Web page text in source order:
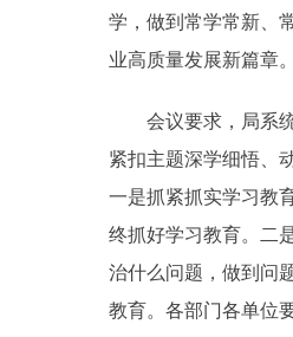
学，做到常学常新、
业高质量发展新篇章。
会议要求，局系统
紧扣主题深学细悟、
一是抓紧抓实学习教
终抓好学习教育。二
治什么问题，做到问
教育。各部门各单位